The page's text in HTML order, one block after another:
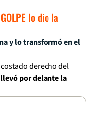
lo dio la
y lo transformó en el
derecho del
por delante la